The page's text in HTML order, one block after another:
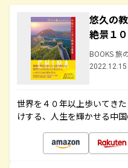
悠久の
絶景１
BOOKS 旅
2022.12.15
世界を４０年以上歩いてき
けする、人生を輝かせる中